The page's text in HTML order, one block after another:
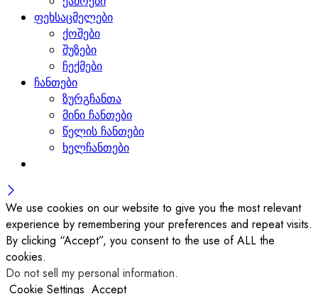
ფეხსაცმელები
ქოშები
შუზები
ჩექმები
ჩანთები
ზურგჩანთა
მინი ჩანთები
წელის ჩანთები
ხელჩანთები
We use cookies on our website to give you the most relevant
experience by remembering your preferences and repeat visits.
By clicking “Accept”, you consent to the use of ALL the
cookies.
Do not sell my personal information.
Cookie Settings Accept